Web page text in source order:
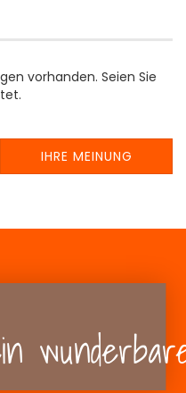
vorhanden. Seien Sie
IHRE MEINUNG